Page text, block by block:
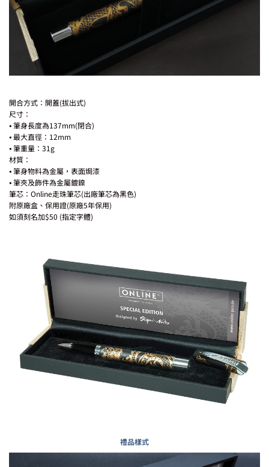
開合方式：開蓋(拔出式)
尺寸：
⦁ 筆身長度為137mm(閉合)
⦁ 最大直徑：12mm
⦁ 筆重量：31g
材質：
⦁ 筆身物料為金屬，表面焗漆
⦁ 筆夾及飾件為金屬鍍鎳
筆芯：Online走珠筆芯(出廠筆芯為黑色)
附原廠盒、保用證(原廠5年保用)
如須刻名加$50 (指定字體)
禮品樣式